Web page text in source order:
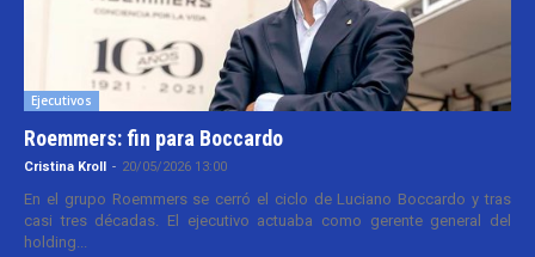
Ejecutivos
Roemmers: fin para Boccardo
Cristina Kroll - 20/05/2026 13:00
En el grupo Roemmers se cerró el ciclo de Luciano Boccardo y tras
casi tres décadas. El ejecutivo actuaba como gerente general del
holding...